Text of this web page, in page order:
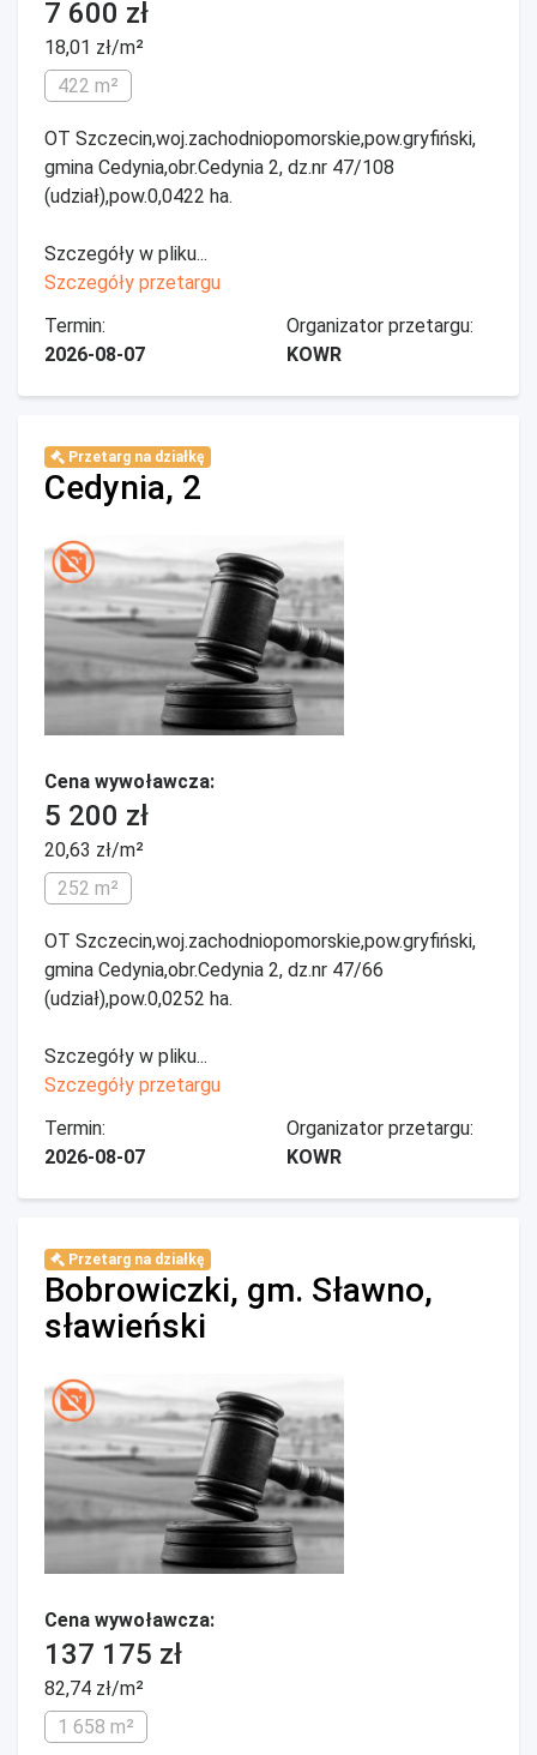
7 600 zł
18,01 zł/m²
422 m²
OT Szczecin,woj.zachodniopomorskie,pow.gryfiński,
gmina Cedynia,obr.Cedynia 2, dz.nr 47/108
(udział),pow.0,0422 ha.
Szczegóły w pliku...
Szczegóły przetargu
Termin:
2026-08-07
Organizator przetargu:
KOWR
Przetarg na działkę
Cedynia, 2
Cena wywoławcza:
5 200 zł
20,63 zł/m²
252 m²
OT Szczecin,woj.zachodniopomorskie,pow.gryfiński,
gmina Cedynia,obr.Cedynia 2, dz.nr 47/66
(udział),pow.0,0252 ha.
Szczegóły w pliku...
Szczegóły przetargu
Termin:
2026-08-07
Organizator przetargu:
KOWR
Przetarg na działkę
Bobrowiczki, gm. Sławno,
sławieński
Cena wywoławcza:
137 175 zł
82,74 zł/m²
1 658 m²